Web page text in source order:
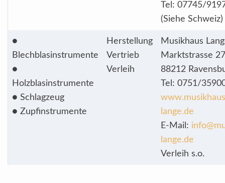
Tel: 07745/
(Siehe Schweiz)
●
Blechblasinstrumente
●
Holzblasinstrumente
● Schlagzeug
● Zupfinstrumente
Herstellung
Vertrieb
Verleih
Musikhaus
Marktstrasse 27
88212
Tel: 0751/
lange.de
E-Mail:
lange.de
Verleih s.o.